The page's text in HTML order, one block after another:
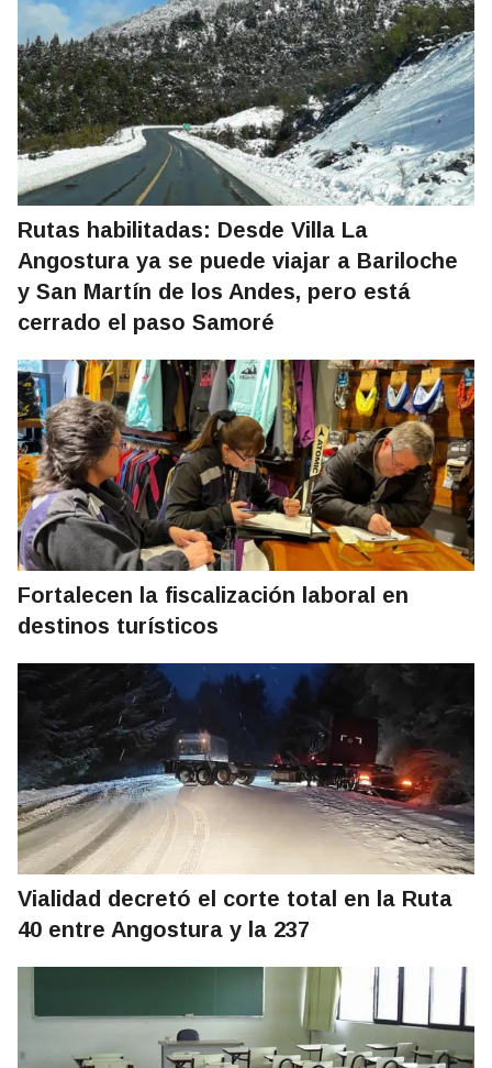
Rutas habilitadas: Desde Villa La
Angostura ya se puede viajar a Bariloche
y San Martín de los Andes, pero está
cerrado el paso Samoré
Fortalecen la fiscalización laboral en
destinos turísticos
Vialidad decretó el corte total en la Ruta
40 entre Angostura y la 237